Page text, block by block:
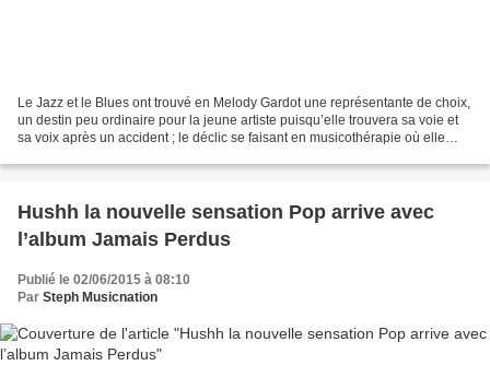
Le Jazz et le Blues ont trouvé en Melody Gardot une représentante de choix,
un destin peu ordinaire pour la jeune artiste puisqu’elle trouvera sa voie et
sa voix après un accident ; le déclic se faisant en musicothérapie où elle
Hushh la nouvelle sensation Pop arrive avec
l’album Jamais Perdus
Publié le 02/06/2015 à 08:10
Par Steph Musicnation